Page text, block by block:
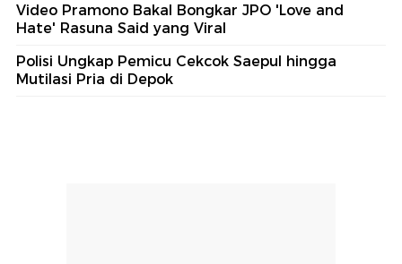
Video Pramono Bakal Bongkar JPO 'Love and
Hate' Rasuna Said yang Viral
Polisi Ungkap Pemicu Cekcok Saepul hingga
Mutilasi Pria di Depok